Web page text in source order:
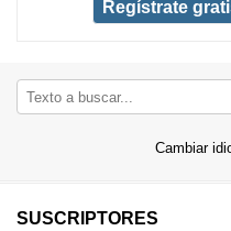
Regístrate
Cambiar
SUSCRIPTORES